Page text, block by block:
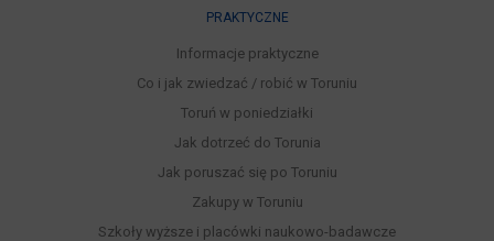
PRAKTYCZNE
Informacje praktyczne
Co i jak zwiedzać / robić w Toruniu
Toruń w poniedziałki
Jak dotrzeć do Torunia
Jak poruszać się po Toruniu
Zakupy w Toruniu
Szkoły wyższe i placówki naukowo-badawcze